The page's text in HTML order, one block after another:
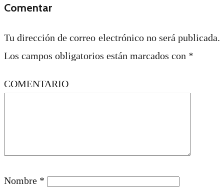
Comentar
Tu dirección de correo electrónico no será publicada.
Los campos obligatorios están marcados con *
COMENTARIO
Nombre *